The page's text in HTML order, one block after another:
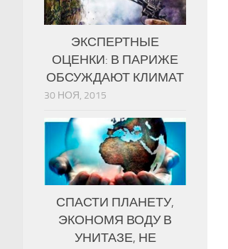
ЭКСПЕРТНЫЕ
ОЦЕНКИ: В ПАРИЖЕ
ОБСУЖДАЮТ КЛИМАТ
30 НОЯ, 2015
СПАСТИ ПЛАНЕТУ,
ЭКОНОМЯ ВОДУ В
УНИТАЗЕ, НЕ